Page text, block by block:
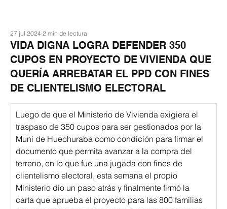
VIDA DIGNA LOGRA DEFENDER 350
CUPOS EN PROYECTO DE VIVIENDA QUE
QUERÍA ARREBATAR EL PPD CON FINES
DE CLIENTELISMO ELECTORAL
27 jul 2024 2 min de lectura
Luego de que el Ministerio de Vivienda exigiera el
traspaso de 350 cupos para ser gestionados por la
Muni de Huechuraba como condición para firmar el
documento que permita avanzar a la compra del
terreno, en lo que fue una jugada con fines de
clientelismo electoral, esta semana el propio
Ministerio dio un paso atrás y finalmente firmó la
carta que aprueba el proyecto para las 800 familias